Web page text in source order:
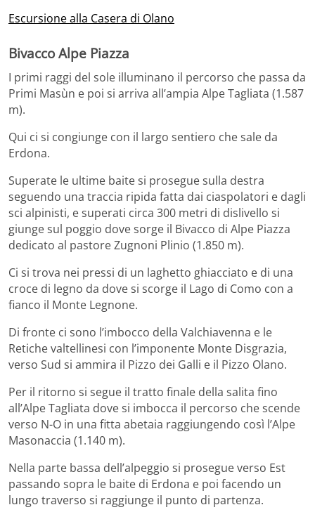
Escursione alla Casera di Olano
Bivacco Alpe Piazza
I primi raggi del sole illuminano il percorso che passa da
Primi Masùn e poi si arriva all’ampia Alpe Tagliata (1.587
m).
Qui ci si congiunge con il largo sentiero che sale da
Erdona.
Superate le ultime baite si prosegue sulla destra
seguendo una traccia ripida fatta dai ciaspolatori e dagli
sci alpinisti, e superati circa 300 metri di dislivello si
giunge sul poggio dove sorge il Bivacco di Alpe Piazza
dedicato al pastore Zugnoni Plinio (1.850 m).
Ci si trova nei pressi di un laghetto ghiacciato e di una
croce di legno da dove si scorge il Lago di Como con a
fianco il Monte Legnone.
Di fronte ci sono l’imbocco della Valchiavenna e le
Retiche valtellinesi con l’imponente Monte Disgrazia,
verso Sud si ammira il Pizzo dei Galli e il Pizzo Olano.
Per il ritorno si segue il tratto finale della salita fino
all’Alpe Tagliata dove si imbocca il percorso che scende
verso N-O in una fitta abetaia raggiungendo così l’Alpe
Masonaccia (1.140 m).
Nella parte bassa dell’alpeggio si prosegue verso Est
passando sopra le baite di Erdona e poi facendo un
lungo traverso si raggiunge il punto di partenza.